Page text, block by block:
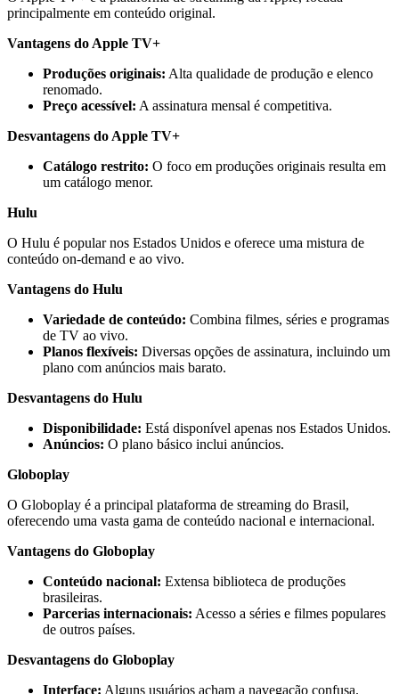
principalmente em conteúdo original.
Vantagens do Apple TV+
Produções originais: Alta qualidade de produção e elenco
renomado.
Preço acessível: A assinatura mensal é competitiva.
Desvantagens do Apple TV+
Catálogo restrito: O foco em produções originais resulta em
um catálogo menor.
Hulu
O Hulu é popular nos Estados Unidos e oferece uma mistura de
conteúdo on-demand e ao vivo.
Vantagens do Hulu
Variedade de conteúdo: Combina filmes, séries e programas
de TV ao vivo.
Planos flexíveis: Diversas opções de assinatura, incluindo um
plano com anúncios mais barato.
Desvantagens do Hulu
Disponibilidade: Está disponível apenas nos Estados Unidos.
Anúncios: O plano básico inclui anúncios.
Globoplay
O Globoplay é a principal plataforma de streaming do Brasil,
oferecendo uma vasta gama de conteúdo nacional e internacional.
Vantagens do Globoplay
Conteúdo nacional: Extensa biblioteca de produções
brasileiras.
Parcerias internacionais: Acesso a séries e filmes populares
de outros países.
Desvantagens do Globoplay
Interface: Alguns usuários acham a navegação confusa.